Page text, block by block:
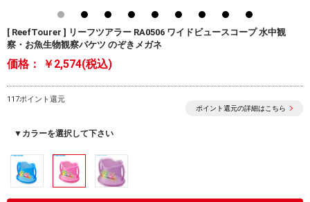
[ ReefTourer ] リーフツアラー RA0506 ワイドビュースコープ 水中観
察・お魚生物観察バケツ のぞきメガネ
価格： ￥2,574(税込)
117ポイント還元
ポイント還元の詳細はこちら
▼カラーを選択して下さい